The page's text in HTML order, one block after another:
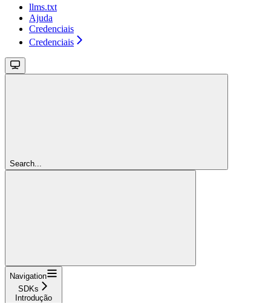
llms.txt
Ajuda
Credenciais
Credenciais
Search...
Navigation
SDKs
Introdução